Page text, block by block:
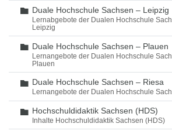
Ordner
Duale Hochschule Sachsen – Leipzig
Lernabgebote der Dualen Hochschule
Leipzig
Ordner
Duale Hochschule Sachsen – Plauen
Lernangebote der Dualen Hochschule
Plauen
Ordner
Duale Hochschule Sachsen – Riesa
Lernangebote der Dualen Hochschule
Ordner
Hochschuldidaktik Sachsen (HDS)
Inhalte Hochschuldidaktik Sachsen (HDS)